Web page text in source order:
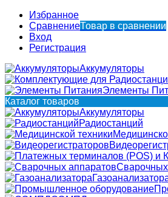
Избранное
СравнениеТовар в сравнении
Вход
Регистрация
Аккумуляторы
Элементы
Каталог товаров
Аккумуляторы
Радиостанций